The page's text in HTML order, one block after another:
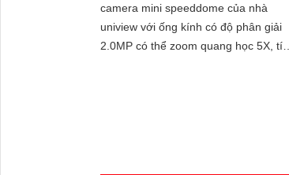
camera mini speeddome của nhà
uniview với ống kính có độ phân giải
2.0MP có thể zoom quang học 5X, tích